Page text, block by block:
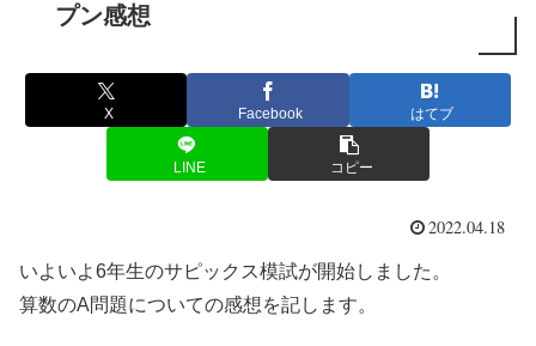
プン感想
X Facebook はてブ
LINE コピー
2022.04.18
いよいよ6年生のサピックス模試が開始しました。
算数のA問題についての感想を記します。